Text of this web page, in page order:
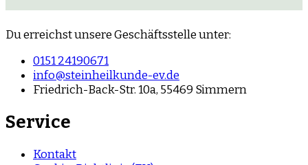
Du erreichst unsere Geschäftsstelle unter:
0151 24190671
info@steinheilkunde-ev.de
Friedrich-Back-Str. 10a, 55469 Simmern
Service
Kontakt